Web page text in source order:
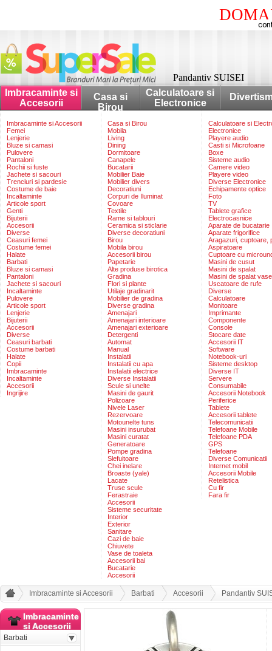
Pandantiv SUISEI
Imbracaminte si
Accesorii
Casa si
Birou
Calculatoare si
Electronice
Imbracaminte si Accesorii
Femei
Lenjerie
Bluze si camasi
Pulovere
Pantaloni
Rochii si fuste
Jachete si sacouri
Trenciuri si pardesie
Costume de baie
Incaltaminte
Articole sport
Genti
Bijuterii
Accesorii
Diverse
Ceasuri femei
Costume femei
Halate
Barbati
Bluze si camasi
Pantaloni
Jachete si sacouri
Incaltaminte
Pulovere
Articole sport
Lenjerie
Bijuterii
Accesorii
Diverse
Ceasuri barbati
Costume barbati
Halate
Copii
Imbracaminte
Incaltaminte
Accesorii
Ingrijire
Casa si Birou
Mobila
Living
Dining
Dormitoare
Canapele
Bucatarii
Mobilier Baie
Mobilier divers
Decoratiuni
Corpuri de Iluminat
Covoare
Textile
Rame si tablouri
Ceramica si sticlarie
Diverse decoratiuni
Birou
Mobila birou
Accesorii birou
Papetarie
Alte produse birotica
Gradina
Flori si plante
Utilaje gradinarit
Mobilier de gradina
Diverse gradina
Amenajari
Amenajari interioare
Amenajari exterioare
Detergenti
Automat
Manual
Instalatii
Instalatii cu apa
Instalatii electrice
Diverse Instalatii
Scule si unelte
Masini de gaurit
Polizoare
Nivele Laser
Rezervoare
Motounelte tuns
Masini insurubat
Masini curatat
Generatoare
Pompe gradina
Slefuitoare
Chei inelare
Broaste (yale)
Lacate
Truse scule
Ferastraie
Accesorii
Sisteme securitate
Interior
Exterior
Sanitare
Cazi de baie
Chiuvete
Vase de toaleta
Accesorii bai
Bucatarie
Accesorii
Calculatoare si
Electronice
Playere audio
Casti si Microfoane
Boxe
Sisteme audio
Camere video
Playere video
Diverse Electronice
Echipamente optice
Foto
TV
Tablete grafice
Electrocasnice
Aparate de bucatarie
Aparate frigorifice
Aragazuri, cuptoare,
Aspiratoare
Cuptoare cu
Masini de cusut
Masini de spalat
Masini de spalat vase
Uscatoare de rufe
Diverse
Calculatoare
Monitoare
Imprimante
Componente
Console
Stocare date
Accesorii IT
Software
Notebook-uri
Sisteme desktop
Diverse IT
Servere
Consumabile
Accesorii Notebook
Periferice
Tablete
Accesorii tablete
Telecomunicatii
Telefoane Mobile
Telefoane PDA
GPS
Telefoane
Diverse Comunicatii
Internet mobil
Accesorii Mobile
Retelistica
Cu fir
Fara fir
Imbracaminte si Accesorii Barbati Accesorii Pandantiv
Imbracaminte
si Accesorii
Barbati